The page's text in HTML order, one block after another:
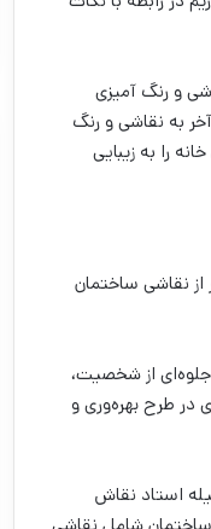
و رنگ آمیزی
به نقاشی و رنگ
را به زیبایی
نقاشی ساختمان
از شخصیت،
در طرح بهره‌وری و
استاد نقاش